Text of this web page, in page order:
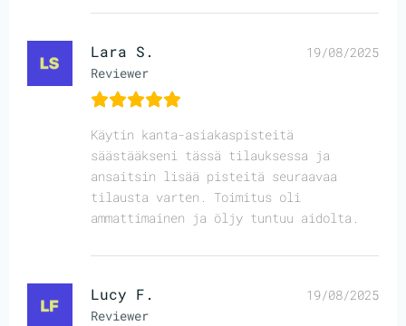
Lara S.
Reviewer
19/08/2025
Käytin kanta-asiakaspisteitä
säästääkseni tässä tilauksessa ja
ansaitsin lisää pisteitä seuraavaa
tilausta varten. Toimitus oli
ammattimainen ja öljy tuntuu aidolta.
Lucy F.
Reviewer
19/08/2025